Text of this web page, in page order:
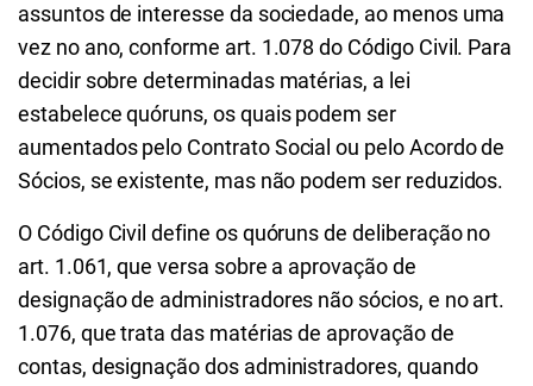
assuntos de interesse da sociedade, ao menos uma
vez no ano, conforme art. 1.078 do Código Civil. Para
decidir sobre determinadas matérias, a lei
estabelece quóruns, os quais podem ser
aumentados pelo Contrato Social ou pelo Acordo de
Sócios, se existente, mas não podem ser reduzidos.
O Código Civil define os quóruns de deliberação no
art. 1.061, que versa sobre a aprovação de
designação de administradores não sócios, e no art.
1.076, que trata das matérias de aprovação de
contas, designação dos administradores, quando